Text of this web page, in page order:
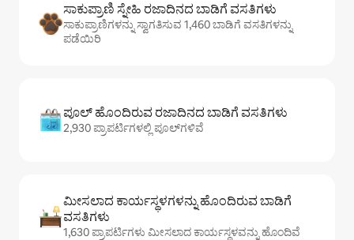
ಸಾಕುಪ್ರಾಣಿ ಸ್ನೇಹಿ ರಜಾದಿನದ ಬಾಡಿಗೆ ವಸತಿಗಳು
ಸಾಕುಪ್ರಾಣಿಗಳನ್ನು ಸ್ವಾಗತಿಸುವ 1,460 ಬಾಡಿಗೆ ವಸತಿಗಳನ್ನು
ಪಡೆಯಿರಿ
ಪೂಲ್ ಹೊಂದಿರುವ ರಜಾದಿನದ ಬಾಡಿಗೆ ವಸತಿಗಳು
2,930 ಪ್ರಾಪರ್ಟಿಗಳಲ್ಲಿ ಪೂಲ್‌‌‌‌‌‌‌‌‌ಗಳಿವೆ
ಮೀಸಲಾದ ಕಾರ್ಯಸ್ಥಳಗಳನ್ನು ಹೊಂದಿರುವ ಬಾಡಿಗೆ
ವಸತಿಗಳು
1,630 ಪ್ರಾಪರ್ಟಿಗಳು ಮೀಸಲಾದ ಕಾರ್ಯಸ್ಥಳವನ್ನು ಹೊಂದಿವೆ